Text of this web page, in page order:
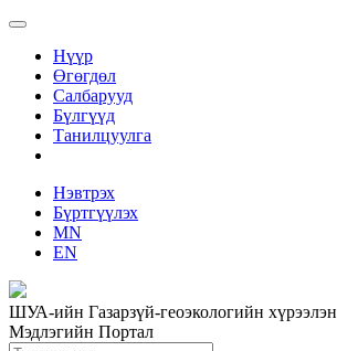
Нүүр
Өгөгдөл
Салбарууд
Бүлгүүд
Танилцуулга
Нэвтрэх
Бүртгүүлэх
MN
EN
ШУА-ийн Газарзүй-геоэкологийн хүрээлэн
Мэдлэгийн Портал